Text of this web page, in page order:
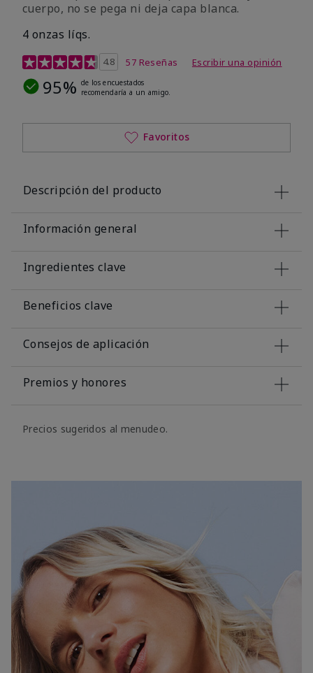
cuerpo, no se pega ni deja capa blanca.
4 onzas líqs.
Calificación de clientes de 4,2 de 5
4.8 57 Reseñas Escribir una opinión
95% de los encuestados
recomendaría a un amigo.
Favoritos
Descripción del producto
Información general
Ingredientes clave
Beneficios clave
Consejos de aplicación
Premios y honores
Precios sugeridos al menudeo.